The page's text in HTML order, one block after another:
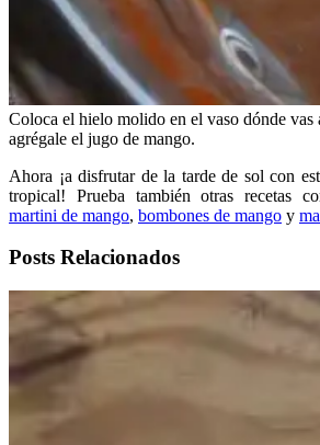
Coloca el hielo molido en el vaso dónde vas
agrégale el jugo de mango.
Ahora ¡a disfrutar de la tarde de sol con
tropical! Prueba también otras recetas
martini de mango, bombones de mango y
Posts Relacionados